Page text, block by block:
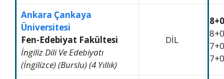
Ankara Çankaya
Üniversitesi
Fen-Edebiyat Fakültesi
İngiliz Dili Ve Edebiyatı
(İngilizce) (Burslu) (4 Yıllık)
DİL
8+0
7+0
7+0